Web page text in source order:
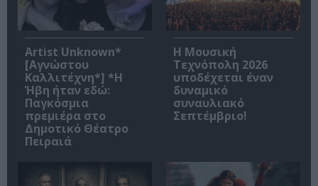
Artist Unknown*
[Αγνώστου
Καλλιτέχνη*] *Η
Ήβη ήταν εδώ:
Παγκόσμια
πρεμιέρα στο
Δημοτικό Θέατρο
Πειραιά
Η Μουσική
Τεχνόπολη 2026
υποδέχεται έναν
δυναμικό
συναυλιακό
Σεπτέμβριο!